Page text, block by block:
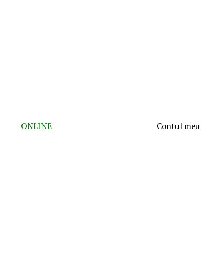
ONLINE
Contul meu